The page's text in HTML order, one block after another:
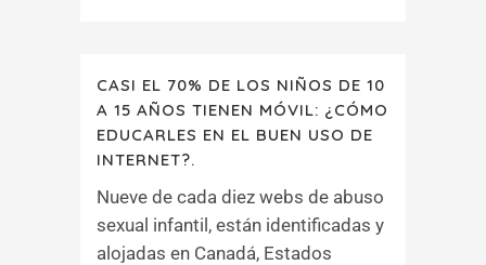
CASI EL 70% DE LOS NIÑOS DE 10
A 15 AÑOS TIENEN MÓVIL: ¿CÓMO
EDUCARLES EN EL BUEN USO DE
INTERNET?.
Nueve de cada diez webs de abuso
sexual infantil, están identificadas y
alojadas en Canadá, Estados